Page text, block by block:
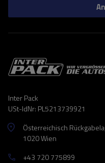
Inter Pack
USt-IdNr: PL5213739921
Österreichisch
1020 Wien
+43 720 775899